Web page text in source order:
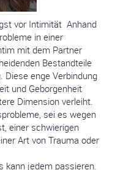
vor Intimität Anhand
in einer
mit dem Partner
Bestandteile
Diese enge Verbindung
und Geborgenheit
Dimension verleiht.
sei es wegen
einer schwierigen
Art von Trauma oder
kann jedem passieren.